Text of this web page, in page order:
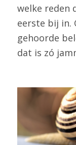
welke reden
eerste bij in.
gehoorde
dat is zó